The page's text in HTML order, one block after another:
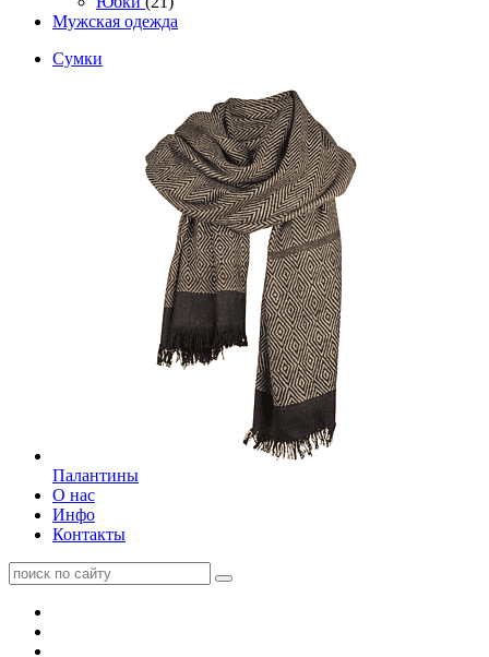
Мужская одежда
Сумки
Палантины
О нас
Инфо
Контакты